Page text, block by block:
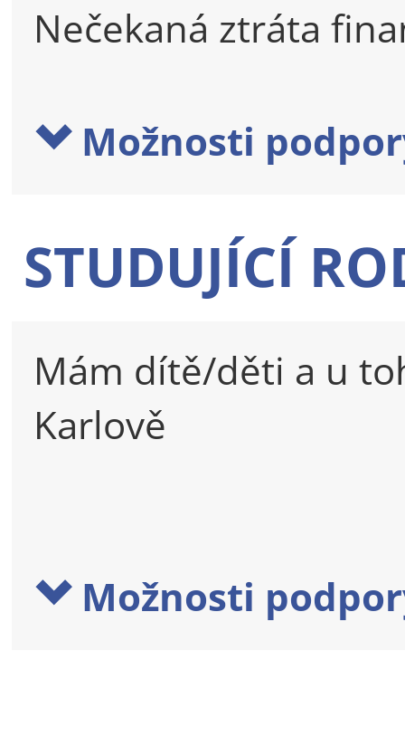
Nečekaná ztráta
Možnosti
STUDUJÍCÍ
Mám dítě/děti a u
Karlově
Možnosti